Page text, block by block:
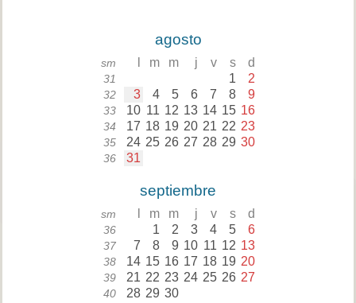
agosto
sm m m j v s d
31 1 2
32 3 4 5 6 7 8 9
33 10 11 12 13 14 15 16
34 17 18 19 20 21 22 23
35 24 25 26 27 28 29 30
36 31
septiembre
sm m m j v s d
36 1 2 3 4 5 6
37 7 8 9 10 11 12 13
38 14 15 16 17 18 19 20
39 21 22 23 24 25 26 27
40 28 29 30